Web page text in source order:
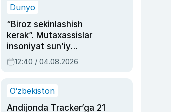
Dunyo
“Biroz sekinlashish
kerak”. Mutaxassislar
insoniyat sun’iy
intellektni boshqara
olmay qolishidan xavotir
12:40 / 04.08.2026
O‘zbekiston
Andijonda Tracker’ga 21